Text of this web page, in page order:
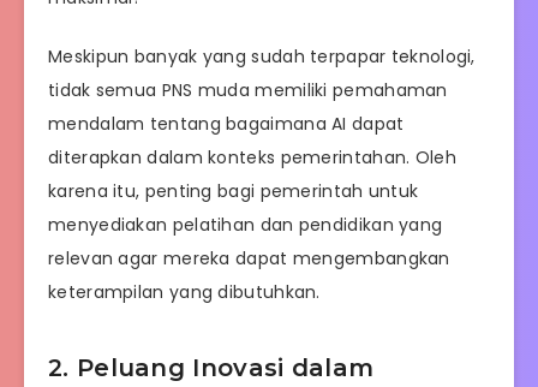
Meskipun banyak yang sudah terpapar teknologi,
tidak semua PNS muda memiliki pemahaman
mendalam tentang bagaimana AI dapat
diterapkan dalam konteks pemerintahan. Oleh
karena itu, penting bagi pemerintah untuk
menyediakan pelatihan dan pendidikan yang
relevan agar mereka dapat mengembangkan
keterampilan yang dibutuhkan.
2. Peluang Inovasi dalam